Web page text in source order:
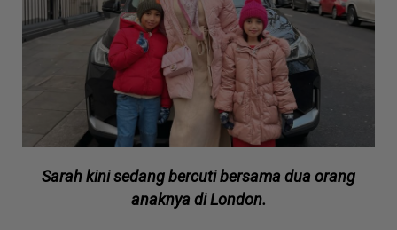
Sarah kini sedang bercuti bersama dua orang
anaknya di London.